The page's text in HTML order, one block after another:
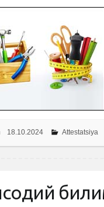
18.10.2024 Attestatsiya